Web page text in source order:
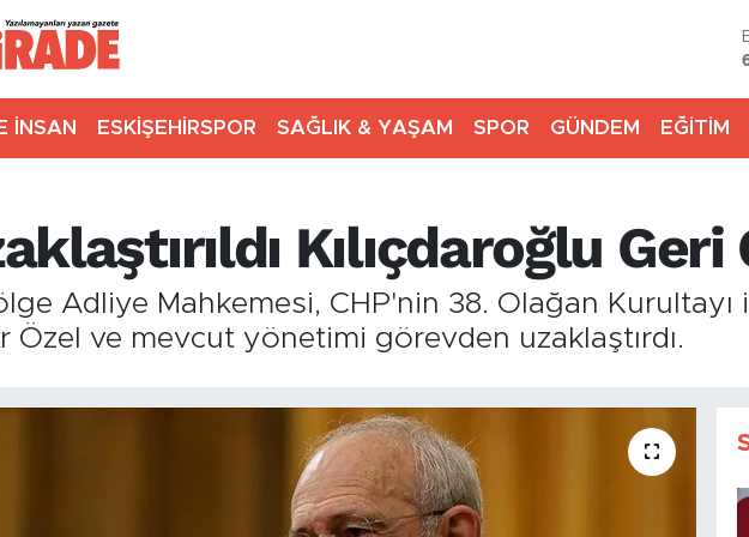
İNSAN ESKİŞEHİRSPOR SAĞLIK & YAŞAM SPOR GÜNDEM EĞİTİM
Kılıçdaroğlu Geri
Adliye Mahkemesi, CHP'nin 38. Olağan Kurultayı
ve mevcut yönetimi görevden uzaklaştırdı.